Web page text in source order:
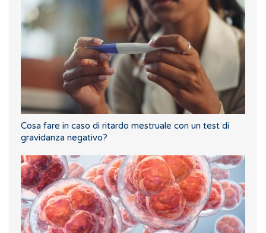
Cosa fare in caso di ritardo mestruale con un test di
gravidanza negativo?